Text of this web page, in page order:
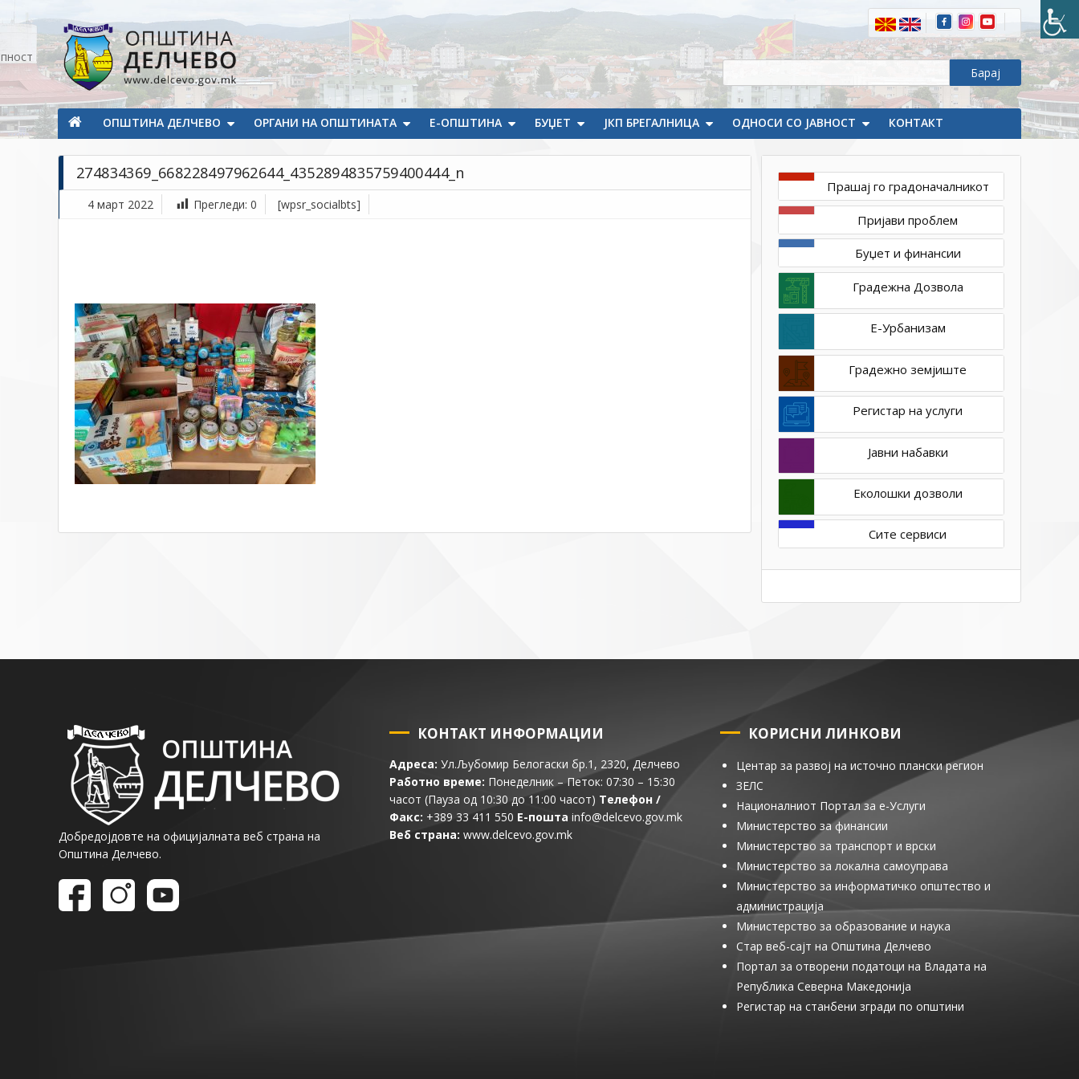
Општина Делчево
Општина Делчево
ОПШТИНА ДЕЛЧЕВО ОРГАНИ НА ОПШТИНАТА Е-ОПШТИНА БУЏЕТ ЈКП БРЕГАЛНИЦА ОДНОСИ СО ЈАВНОСТ КОНТАКТ
274834369_668228497962644_4352894835759400444_n
4 март 2022 Прегледи: 0 [wpsr_socialbts]
274834369_668228497962644_4352894835759400444_n
Прашај го градоначалникот
Пријави проблем
Буџет и финансии
Градежна Дозвола
Е-Урбанизам
Градежно земјиште
Регистар на услуги
Јавни набавки
Еколошки дозволи
Сите сервиси
Добредојдовте на официјалната веб страна на
Општина Делчево.
КОНТАКТ ИНФОРМАЦИИ
Адреса: Ул.Љубомир Белогаски бр.1, 2320, Делчево
Работно време: Понеделник – Петок: 07:30 – 15:30
часот (Пауза од 10:30 до 11:00 часот) Телефон /
Факс: +389 33 411 550 Е-пошта info@delcevo.gov.mk
Веб страна: www.delcevo.gov.mk
КОРИСНИ ЛИНКОВИ
Центар за развој на источно плански регион
ЗЕЛС
Националниот Портал за е-Услуги
Министерство за финансии
Министерство за транспорт и врски
Министерство за локална самоуправа
Министерство за информатичко општество и
администрација
Министерство за образование и наука
Стар веб-сајт на Општина Делчево
Портал за отворени податоци на Владата на
Република Северна Македонија
Регистар на станбени згради по општини